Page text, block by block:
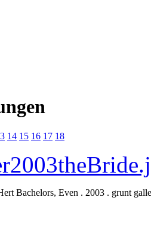
14 15 16 17 18
Bachelors, Even . 2003 . grunt